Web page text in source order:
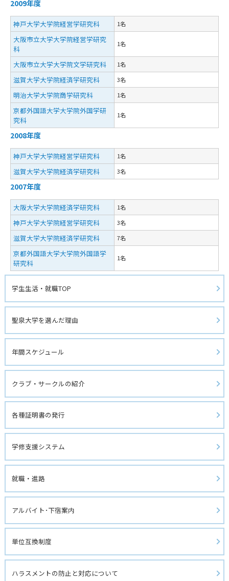
2009年度
神戸大学大学院経営学研究科 1名
大阪市立大学大学院経営学研究
科
1名
大阪市立大学大学院文学研究科 1名
滋賀大学大学院経済学研究科 3名
明治大学大学院商学研究科 1名
京都外国語大学大学院外国学研
究科
1名
2008年度
神戸大学大学院経営学研究科 1名
滋賀大学大学院経済学研究科 3名
2007年度
大阪大学大学院経済学研究科 1名
神戸大学大学院経営学研究科 3名
滋賀大学大学院経済学研究科 7名
京都外国語大学大学院外国語学
研究科
1名
学生生活・就職TOP
聖泉大学を選んだ理由
年間スケジュール
クラブ・サークルの紹介
各種証明書の発行
学修支援システム
就職・進路
アルバイト･下宿案内
単位互換制度
ハラスメントの防止と対応について